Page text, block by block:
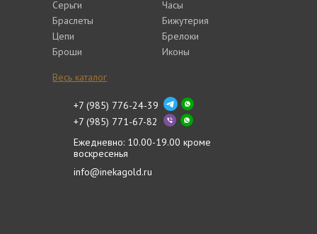
Серьги
Браслеты
Цепи
Броши
Часы
Бижутерия
Брелоки
Иконы
Весь каталог
+7 (985) 776-24-39
+7 (985) 771-67-82
Ежедневно: 10.00-19.00 кроме
воскресенья
info@inekagold.ru